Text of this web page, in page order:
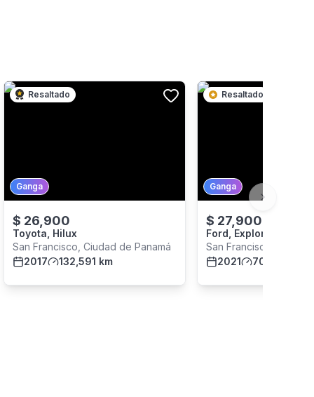
Resaltado
Ganga
$ 26,900
Toyota, Hilux
San Francisco, Ciudad de Panamá
2017
132,591 km
Resaltado
Ganga
$ 27,900
Ford, Explorer
San Francisco, Ciudad
2021
70,083 km
Next slide